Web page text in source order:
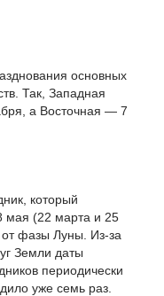
основных
Так, Западная
а Восточная — 7
который
мая (22 марта и 25
от фазы Луны. Из-за
Земли даты
периодически
уже семь раз.